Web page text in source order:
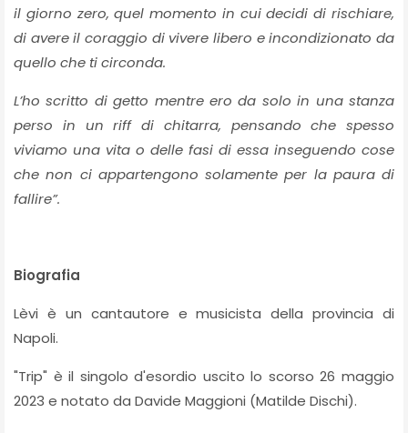
il giorno zero, quel momento in cui decidi di rischiare,
di avere il coraggio di vivere libero e incondizionato da
quello che ti circonda.
L’ho scritto di getto mentre ero da solo in una stanza
perso in un riff di chitarra, pensando che spesso
viviamo una vita o delle fasi di essa inseguendo cose
che non ci appartengono solamente per la paura di
fallire”.
Biografia
Lèvi è un cantautore e musicista della provincia di
Napoli.
"Trip" è il singolo d'esordio uscito lo scorso 26 maggio
2023 e notato da Davide Maggioni (Matilde Dischi).